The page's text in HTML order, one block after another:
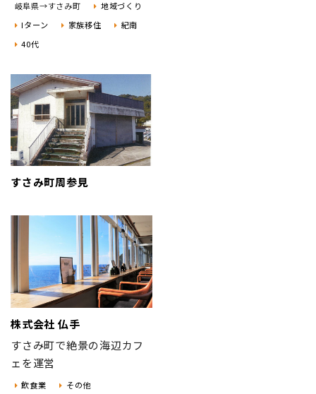
岐阜県→すさみ町
地域づくり
Iターン
家族移住
紀南
40代
すさみ町周参見
株式会社 仏手
すさみ町で絶景の海辺カフ
ェを運営
飲食業 その他